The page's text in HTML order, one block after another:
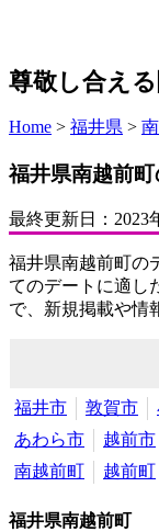
尊敬し合え
Home > 福井県 >
福井県南越前
最終更新日： 2023
福井県南越前町の
てのデートに適し
で、新規掲載や情
福井市 敦賀市
あわら市
越前市
南越前町
越前町
福井県南越前町